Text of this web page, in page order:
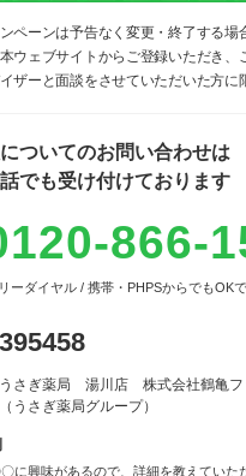
ペーンは予告なく変更・終了する場
ウェブサイトからご登録いただき、
ザーと面談をさせていただいた方に
ついてのお問い合わせは
でも受け付けております
866-
ーダイヤル / 携帯・PHPSからでもOK
395458
うさぎ薬局 湯川店 株式会社鶴亀フ
（うさぎ薬局グループ）
〇に興味があるので、詳細を教えていた